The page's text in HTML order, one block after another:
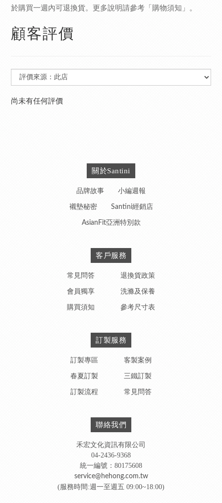
於購買一週內可退換貨。更多說明請參考 「購物須知」 。
顧客評價
尚未有任何評價
關於Santini
品牌故事 小編週報
襯墊秘密 Santini經銷店
AsianFit亞洲特別款
客戶服務
常見問答 退換貨政策
會員獨享 洗滌及保養
購買須知 參考尺寸表
訂製服務
訂製專區 客製案例
春夏訂製 三鐵訂製
訂製流程 常見問答
聯絡我們
禾宏文化資訊有限公司
04-2436-9368
統一編號：80175608
service@hehong.com.tw
(服務時間:週一至週五 09:00~18:00)